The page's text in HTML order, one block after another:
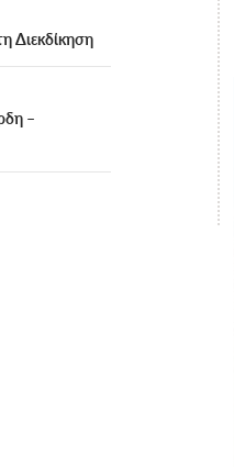
Διεκδίκηση
–